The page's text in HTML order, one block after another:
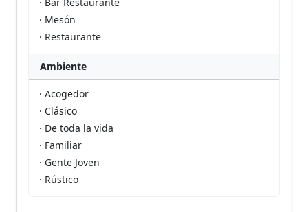
· Mesón
· Restaurante
Ambiente
· Acogedor
· Clásico
· De toda la vida
· Familiar
· Gente Joven
· Rústico